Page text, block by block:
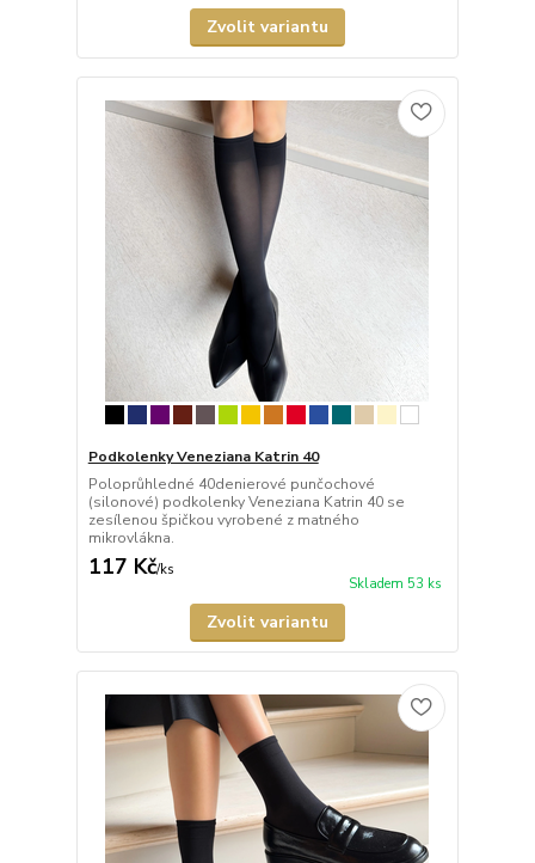
Zvolit variantu
Podkolenky Veneziana Katrin 40
Poloprůhledné 40denierové punčochové
(silonové) podkolenky Veneziana Katrin 40 se
zesílenou špičkou vyrobené z matného
mikrovlákna.
117 Kč/ks
Skladem 53 ks
Zvolit variantu